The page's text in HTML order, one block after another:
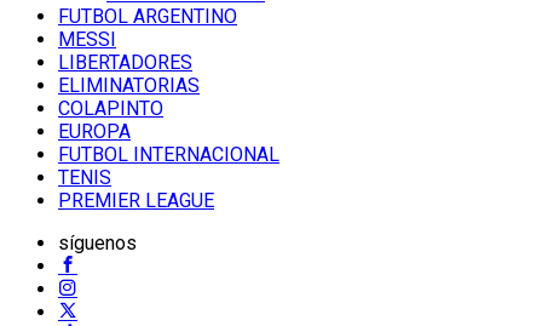
FUTBOL ARGENTINO
MESSI
LIBERTADORES
ELIMINATORIAS
COLAPINTO
EUROPA
FUTBOL INTERNACIONAL
TENIS
PREMIER LEAGUE
síguenos